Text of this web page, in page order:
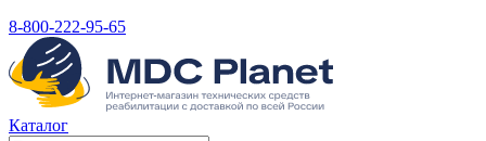
8-800-222-95-65
Каталог